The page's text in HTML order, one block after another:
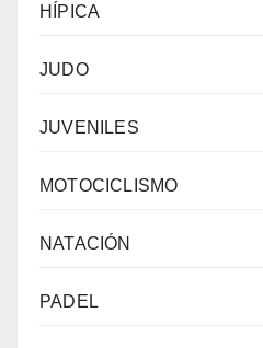
HÍPICA
JUDO
JUVENILES
MOTOCICLISMO
NATACIÓN
PADEL